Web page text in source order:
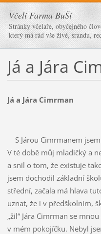
Včelí Farma BuŠi
Stránky včelaře, obyčejného
který má rád vše živé, srandu,
Já a Jára
Já a Jára Cimrman
S Járou Cimrmanem
V té době můj mladičký a
a snil o tom, že existuje
jsem dochodil základní
střední, začala má hlava
uznat, že i v předškolním,
„žil“ Jára Cimrman se
v mém pokojíčku. Nebyl